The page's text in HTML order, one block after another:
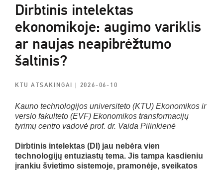
Dirbtinis intelektas
ekonomikoje: augimo variklis
ar naujas neapibrėžtumo
šaltinis?
KTU ATSAKINGAI | 2026-06-10
Kauno technologijos universiteto (KTU) Ekonomikos ir
verslo fakulteto (EVF) Ekonomikos transformacijų
tyrimų centro vadovė prof. dr. Vaida Pilinkienė
Dirbtinis intelektas (DI) jau nebėra vien
technologijų entuziastų tema. Jis tampa kasdieniu
įrankiu švietimo sistemoje, pramonėje, sveikatos